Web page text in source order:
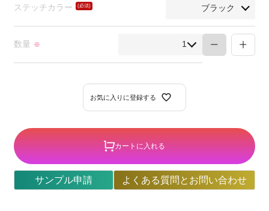
ステッチカラー
須)
お気に入りに登録する
数量 ※
カートに入れる
サンプル申請 よくある質問とお問い合わせ